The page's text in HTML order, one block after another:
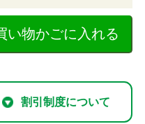
い物かごに入れる
割引制度について